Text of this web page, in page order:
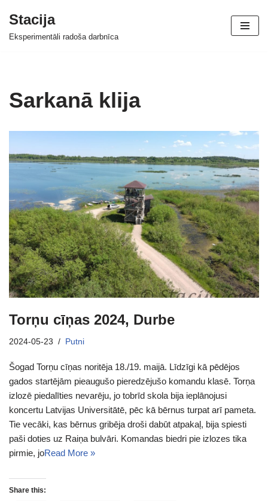
Skip
Stacija
Eksperimentāli radoša darbnīca
Sarkanā klija
Torņu cīņas 2024, Durbe
2024-05-23 Putni
Šogad Torņu cīņas noritēja 18./19. maijā. Līdzīgi kā pēdējos
gados startējām pieaugušo pieredzējušo komandu klasē. Torņa
izlozē piedalīties nevarēju, jo tobrīd skola bija ieplānojusi
koncertu Latvijas Universitātē, pēc kā bērnus turpat arī pameta.
Tie vecāki, kas bērnus gribēja droši dabūt atpakaļ, bija spiesti
paši doties uz Raiņa bulvāri. Komandas biedri pie izlozes tika
pirmie, joRead More »
Share this: